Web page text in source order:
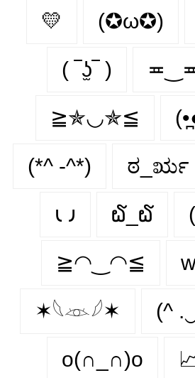
💛 (✪ω✪)
( ‾ʖ̫‾ )
≧✯◡✯≦
(*^ -^*) ಠ_ರೃ
𐑧 𐑨 ໖_໖
≧◠‿◠≦
✶𓆩𓁺𓆪✶ (^
o(∩_∩)o